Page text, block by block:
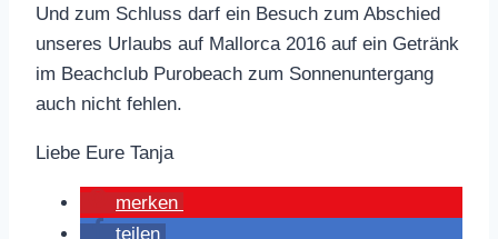
Und zum Schluss darf ein Besuch zum Abschied
unseres Urlaubs auf Mallorca 2016 auf ein Getränk
im Beachclub Purobeach zum Sonnenuntergang
auch nicht fehlen.
Liebe Eure Tanja
merken
teilen